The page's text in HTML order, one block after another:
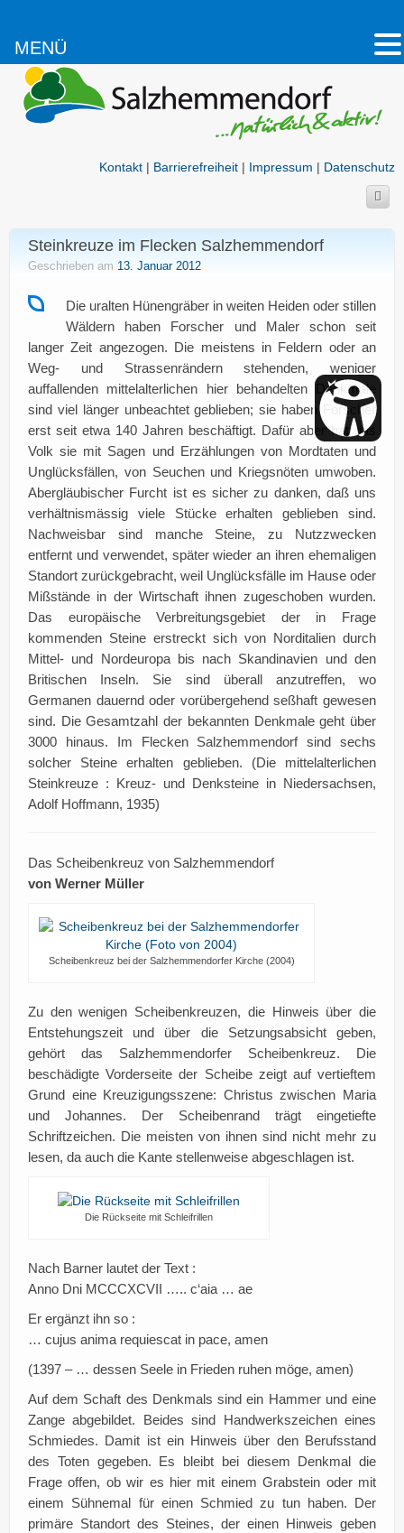
Kontakt | Barrierefreiheit | Impressum | Datenschutz
Steinkreuze im Flecken Salzhemmendorf
Geschrieben am 13. Januar 2012
Die uralten Hünengräber in weiten Heiden oder stillen
Wäldern haben Forscher und Maler schon seit
langer Zeit angezogen. Die meistens in Feldern oder an
Weg- und Strassenrändern stehenden, weniger
auffallenden mittelalterlichen hier behandelten Denkmale
sind viel länger unbeachtet geblieben; sie haben Forscher
erst seit etwa 140 Jahren beschäftigt. Dafür aber hat das
Volk sie mit Sagen und Erzählungen von Mordtaten und
Unglücksfällen, von Seuchen und Kriegsnöten umwoben.
Abergläubischer Furcht ist es sicher zu danken, daß uns
verhältnismässig viele Stücke erhalten geblieben sind.
Nachweisbar sind manche Steine, zu Nutzzwecken
entfernt und verwendet, später wieder an ihren ehemaligen
Standort zurückgebracht, weil Unglücksfälle im Hause oder
Mißstände in der Wirtschaft ihnen zugeschoben wurden.
Das europäische Verbreitungsgebiet der in Frage
kommenden Steine erstreckt sich von Norditalien durch
Mittel- und Nordeuropa bis nach Skandinavien und den
Britischen Inseln. Sie sind überall anzutreffen, wo
Germanen dauernd oder vorübergehend seßhaft gewesen
sind. Die Gesamtzahl der bekannten Denkmale geht über
3000 hinaus. Im Flecken Salzhemmendorf sind sechs
solcher Steine erhalten geblieben. (Die mittelalterlichen
Steinkreuze : Kreuz- und Denksteine in Niedersachsen,
Adolf Hoffmann, 1935)
Das Scheibenkreuz von Salzhemmendorf
von Werner Müller
Scheibenkreuz bei der Salzhemmendorfer Kirche (2004)
Zu den wenigen Scheibenkreuzen, die Hinweis über die
Entstehungszeit und über die Setzungsabsicht geben,
gehört das Salzhemmendorfer Scheibenkreuz. Die
beschädigte Vorderseite der Scheibe zeigt auf vertieftem
Grund eine Kreuzigungsszene: Christus zwischen Maria
und Johannes. Der Scheibenrand trägt eingetiefte
Schriftzeichen. Die meisten von ihnen sind nicht mehr zu
lesen, da auch die Kante stellenweise abgeschlagen ist.
Die Rückseite mit Schleifrillen
Nach Barner lautet der Text :
Anno Dni MCCCXCVII ….. c‘aia … ae
Er ergänzt ihn so :
… cujus anima requiescat in pace, amen
(1397 – … dessen Seele in Frieden ruhen möge, amen)
Auf dem Schaft des Denkmals sind ein Hammer und eine
Zange abgebildet. Beides sind Handwerkszeichen eines
Schmiedes. Damit ist ein Hinweis über den Berufsstand
des Toten gegeben. Es bleibt bei diesem Denkmal die
Frage offen, ob wir es hier mit einem Grabstein oder mit
einem Sühnemal für einen Schmied zu tun haben. Der
primäre Standort des Steines, der einen Hinweis geben
MENÜ